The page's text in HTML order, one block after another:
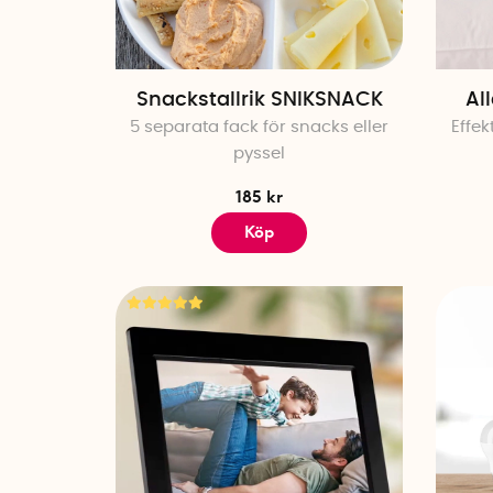
Snackstallrik SNIKSNACK
5 separata fack för snacks eller
pyssel
185 kr
Köp